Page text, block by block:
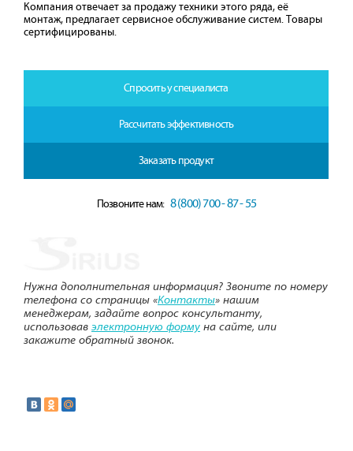
Компания отвечает за продажу техники этого ряда, её
монтаж, предлагает сервисное обслуживание систем. Товары
сертифицированы.
Спросить у специалиста
Рассчитать эффективность
Заказать продукт
Позвоните нам: 8 (800) 700 - 87 - 55
Нужна дополнительная информация? Звоните по номеру
телефона со страницы «Контакты» нашим
менеджерам, задайте вопрос консультанту,
использовав электронную форму на сайте, или
закажите обратный звонок.